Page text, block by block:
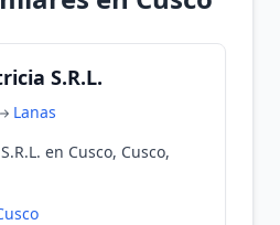
S.R.L.
Lanas
en Cusco, Cusco,